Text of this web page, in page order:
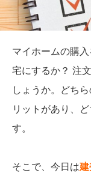
マイホームの購
宅にするか？ 注
しょうか。どち
リットがあり、
す。
そこで、今日は建